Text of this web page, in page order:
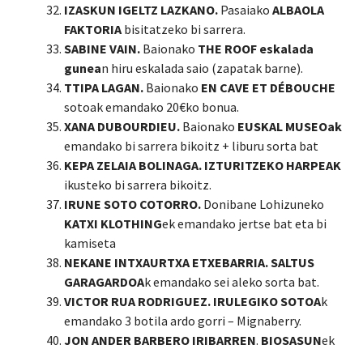
IZASKUN IGELTZ LAZKANO. Pasaiako ALBAOLA
FAKTORIA bisitatzeko bi sarrera.
SABINE VAIN. Baionako THE ROOF eskalada
gunean hiru eskalada saio (zapatak barne).
TTIPA LAGAN. Baionako EN CAVE ET DÉBOUCHE
sotoak emandako 20€ko bonua.
XANA DUBOURDIEU. Baionako EUSKAL MUSEOak
emandako bi sarrera bikoitz + liburu sorta bat
KEPA ZELAIA BOLINAGA. IZTURITZEKO HARPEAK
ikusteko bi sarrera bikoitz.
IRUNE SOTO COTORRO. Donibane Lohizuneko
KATXI KLOTHINGek emandako jertse bat eta bi
kamiseta
NEKANE INTXAURTXA ETXEBARRIA.SALTUS
GARAGARDOAk emandako sei aleko sorta bat.
VICTOR RUA RODRIGUEZ. IRULEGIKO SOTOAk
emandako 3 botila ardo gorri – Mignaberry.
JON ANDER BARBERO IRIBARREN. BIOSASUNek